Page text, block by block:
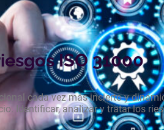
ISO 31000
cada vez más incierto y
Identificar, analizar y tratar los